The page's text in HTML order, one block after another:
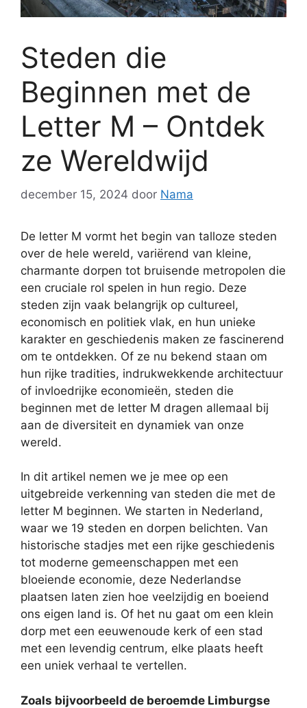
Steden die
Beginnen met de
Letter M – Ontdek
ze Wereldwijd
december 15, 2024 door Nama
De letter M vormt het begin van talloze steden
over de hele wereld, variërend van kleine,
charmante dorpen tot bruisende metropolen die
een cruciale rol spelen in hun regio. Deze
steden zijn vaak belangrijk op cultureel,
economisch en politiek vlak, en hun unieke
karakter en geschiedenis maken ze fascinerend
om te ontdekken. Of ze nu bekend staan om
hun rijke tradities, indrukwekkende architectuur
of invloedrijke economieën, steden die
beginnen met de letter M dragen allemaal bij
aan de diversiteit en dynamiek van onze
wereld.
In dit artikel nemen we je mee op een
uitgebreide verkenning van steden die met de
letter M beginnen. We starten in Nederland,
waar we 19 steden en dorpen belichten. Van
historische stadjes met een rijke geschiedenis
tot moderne gemeenschappen met een
bloeiende economie, deze Nederlandse
plaatsen laten zien hoe veelzijdig en boeiend
ons eigen land is. Of het nu gaat om een klein
dorp met een eeuwenoude kerk of een stad
met een levendig centrum, elke plaats heeft
een uniek verhaal te vertellen.
Zoals bijvoorbeeld de beroemde Limburgse